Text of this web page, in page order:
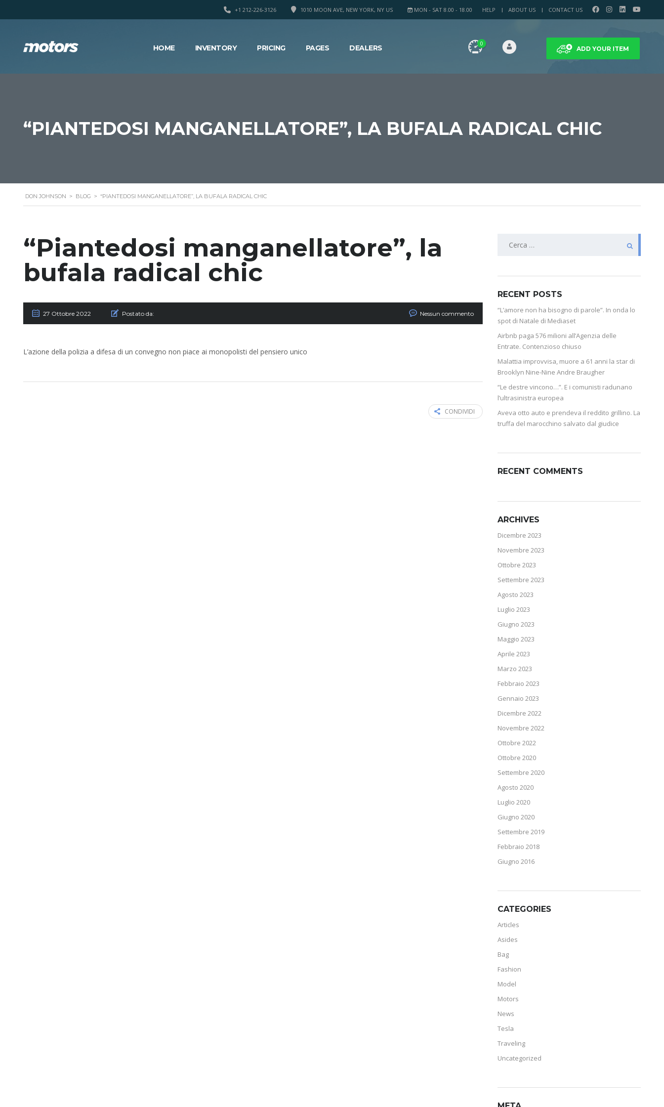
HELP ABOUT US CONTACT US
MON - SAT 8.00 - 18.00
1010 MOON AVE, NEW YORK, NY US
+1 212-226-3126
ADD YOUR ITEM
0
HOME INVENTORY PRICING PAGES DEALERS
“PIANTEDOSI MANGANELLATORE”, LA BUFALA RADICAL CHIC
DON JOHNSON > BLOG > “PIANTEDOSI MANGANELLATORE”, LA BUFALA RADICAL CHIC
“Piantedosi manganellatore”, la
bufala radical chic
27 Ottobre 2022 Postato da: Nessun commento
L’azione della polizia a difesa di un convegno non piace ai monopolisti del pensiero unico
CONDIVIDI
RECENT POSTS
“L’amore non ha bisogno di parole”. In onda lo
spot di Natale di Mediaset
Airbnb paga 576 milioni all’Agenzia delle
Entrate. Contenzioso chiuso
Malattia improvvisa, muore a 61 anni la star di
Brooklyn Nine-Nine Andre Braugher
“Le destre vincono…”. E i comunisti radunano
l’ultrasinistra europea
Aveva otto auto e prendeva il reddito grillino. La
truffa del marocchino salvato dal giudice
RECENT COMMENTS
ARCHIVES
Dicembre 2023
Novembre 2023
Ottobre 2023
Settembre 2023
Agosto 2023
Luglio 2023
Giugno 2023
Maggio 2023
Aprile 2023
Marzo 2023
Febbraio 2023
Gennaio 2023
Dicembre 2022
Novembre 2022
Ottobre 2022
Ottobre 2020
Settembre 2020
Agosto 2020
Luglio 2020
Giugno 2020
Settembre 2019
Febbraio 2018
Giugno 2016
CATEGORIES
Articles
Asides
Bag
Fashion
Model
Motors
News
Tesla
Traveling
Uncategorized